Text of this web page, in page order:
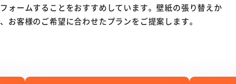
ォームすることをおすすめしています。壁紙の張り替えか
お客様のご希望に合わせたプランをご提案します。